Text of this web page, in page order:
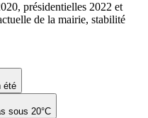
été
sous 20°C
présidentielles 2022 et
de la mairie, stabilité